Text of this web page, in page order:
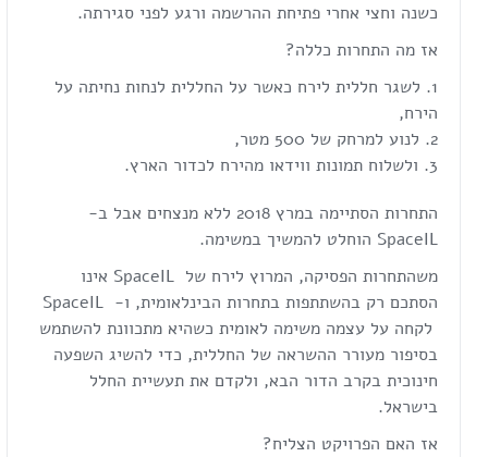
כשנה וחצי אחרי פתיחת ההרשמה ורגע לפני סגירתה.
אז מה התחרות כללה?
לשגר חללית לירח כאשר על החללית לנחות נחיתה על
הירח,
לנוע למרחק של 500 מטר,
ולשלוח תמונות ווידאו מהירח לכדור הארץ.
התחרות הסתיימה במרץ 2018 ללא מנצחים אבל ב-
SpaceIL הוחלט להמשיך במשימה.
משהתחרות הפסיקה, המרוץ לירח של SpaceIL אינו
הסתכם רק בהשתתפות בתחרות הבינלאומית, ו- SpaceIL
לקחה על עצמה משימה לאומית כשהיא מתכוונת להשתמש
בסיפור מעורר ההשראה של החללית, כדי להשיג השפעה
חינוכית בקרב הדור הבא, ולקדם את תעשיית החלל
בישראל.
אז האם הפרויקט הצליח?